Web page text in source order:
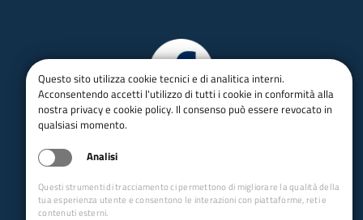
Questo sito utilizza cookie tecnici e di analitica interni.
Acconsentendo accetti l'utilizzo di tutti i cookie in conformità alla
nostra privacy e cookie policy. Il consenso può essere revocato in
qualsiasi momento.
Analisi
Questi strumenti di tracciamento ci permettono di migliorare la qualità della
tua esperienza utente e consentono le interazioni con piattaforme, reti e
contenuti esterni.